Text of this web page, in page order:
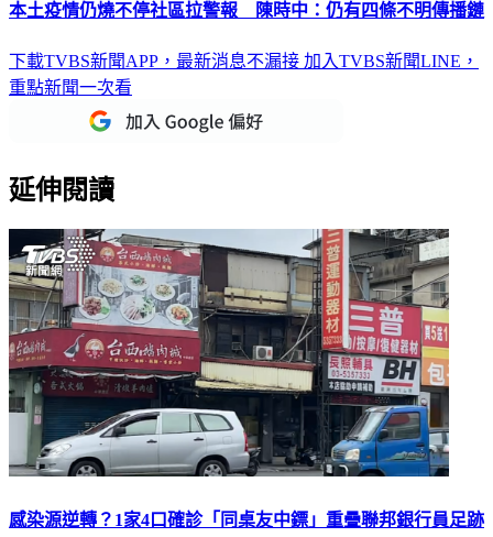
本土疫情仍燒不停社區拉警報 陳時中：仍有四條不明傳播鏈
下載TVBS新聞APP，最新消息不漏接 加入TVBS新聞LINE，
重點新聞一次看
延伸閱讀
感染源逆轉？1家4口確診「同桌友中鏢」重疊聯邦銀行員足跡